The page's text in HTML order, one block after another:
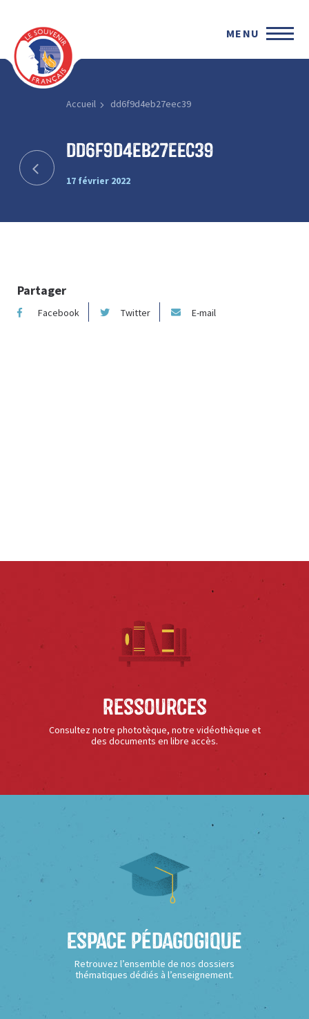
MENU
Accueil dd6f9d4eb27eec39
dd6f9d4eb27eec39
17 février 2022
Partager
Facebook Twitter E-mail
Ressources
Consultez notre phototèque, notre vidéothèque et
des documents en libre accès.
Espace Pédagogique
Retrouvez l’ensemble de nos dossiers
thématiques dédiés à l’enseignement.